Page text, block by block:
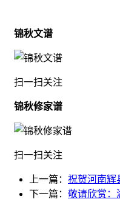
锦秋文谱
扫一扫关注
锦秋修家谱
扫一扫关注
上一篇： 祝贺河南辉
下一篇： 敬请欣赏：